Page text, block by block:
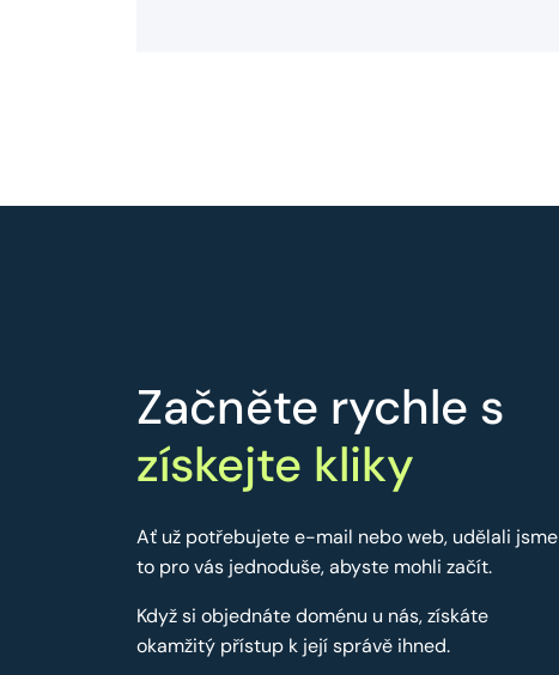
Začněte rychle s
získejte kliky
Ať už potřebujete e-mail nebo web, udělali jsme
to pro vás jednoduše, abyste mohli začít.
Když si objednáte doménu u nás, získáte
okamžitý přístup k její správě ihned.